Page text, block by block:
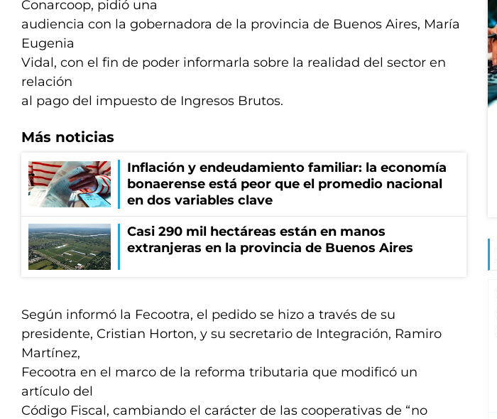
Conarcoop, pidió una
audiencia con la gobernadora de la provincia de Buenos Aires, María
Eugenia
Vidal, con el fin de poder informarla sobre la realidad del sector en
relación
al pago del impuesto de Ingresos Brutos.
Más noticias
Inflación y endeudamiento familiar: la economía
bonaerense está peor que el promedio nacional
en dos variables clave
Casi 290 mil hectáreas están en manos
extranjeras en la provincia de Buenos Aires
Según informó la Fecootra, el pedido se hizo a través de su
presidente, Cristian Horton, y su secretario de Integración, Ramiro
Martínez,
Fecootra en el marco de la reforma tributaria que modificó un
artículo del
Código Fiscal, cambiando el carácter de las cooperativas de “no